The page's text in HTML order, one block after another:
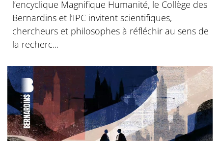
l’encyclique Magnifique Humanité, le Collège des
Bernardins et l’IPC invitent scientifiques,
chercheurs et philosophes à réfléchir au sens de
la recherc...